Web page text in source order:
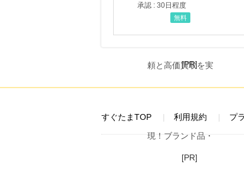
承認 : 30日程度
無料
[PR]
すぐたまTOP 利用規約 プ
[PR]